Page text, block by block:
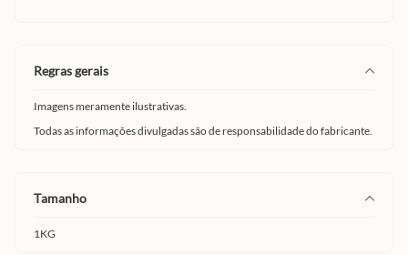
regras gerais
Imagens meramente ilustrativas.
Todas as informações divulgadas são de responsabilidade do fabricante.
tamanho
1KG